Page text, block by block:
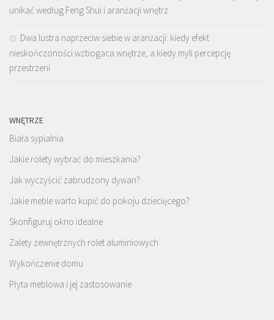
unikać według Feng Shui i aranżacji wnętrz
Dwa lustra naprzeciw siebie w aranżacji: kiedy efekt
nieskończoności wzbogaca wnętrze, a kiedy myli percepcję
przestrzeni
WNĘTRZE
Biała sypialnia
Jakie rolety wybrać do mieszkania?
Jak wyczyścić zabrudzony dywan?
Jakie meble warto kupić do pokoju dziecięcego?
Skonfiguruj okno idealne
Zalety zewnętrznych rolet aluminiowych
Wykończenie domu
Płyta meblowa i jej zastosowanie